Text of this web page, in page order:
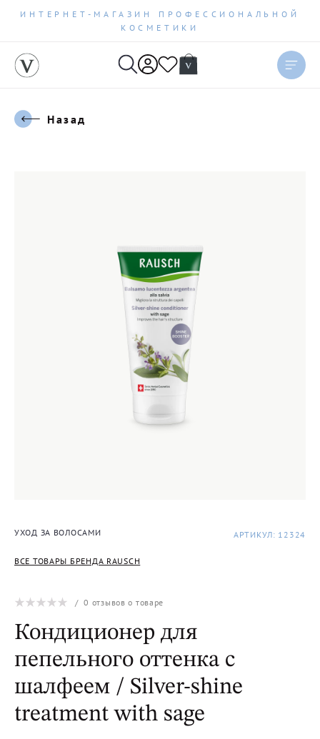
ИНТЕРНЕТ-МАГАЗИН ПРОФЕССИОНАЛЬНОЙ
КОСМЕТИКИ
Назад
УХОД ЗА ВОЛОСАМИ
ВСЕ ТОВАРЫ БРЕНДА RAUSCH
АРТИКУЛ: 12324
/0 отзывов о товаре
Кондиционер для
пепельного оттенка с
шалфеем / Silver-shine
treatment with sage